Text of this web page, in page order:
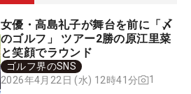
女優・高島礼子が舞台を前に「〆
のゴルフ」 ツアー2勝の原江里菜
と笑顔でラウンド
ゴルフ界のSNS
2026年4月22日 (水) 12時41分
1